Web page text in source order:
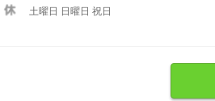
土曜日 日曜日 祝日